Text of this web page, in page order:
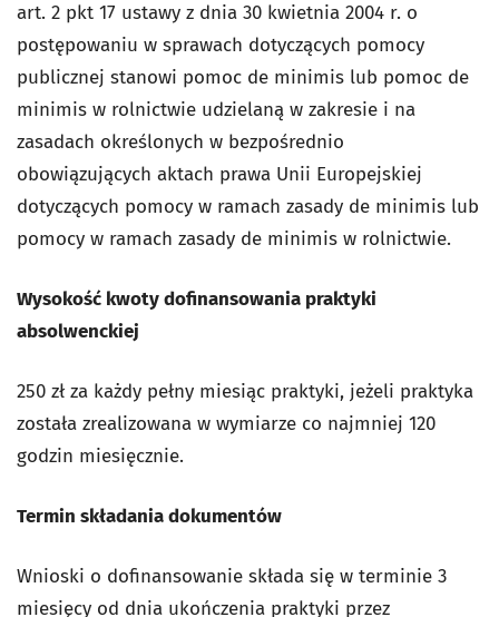
art. 2 pkt 17 ustawy z dnia 30 kwietnia 2004 r. o
postępowaniu w sprawach dotyczących pomocy
publicznej stanowi pomoc de minimis lub pomoc de
minimis w rolnictwie udzielaną w zakresie i na
zasadach określonych w bezpośrednio
obowiązujących aktach prawa Unii Europejskiej
dotyczących pomocy w ramach zasady de minimis lub
pomocy w ramach zasady de minimis w rolnictwie.
Wysokość kwoty dofinansowania praktyki
absolwenckiej
250 zł za każdy pełny miesiąc praktyki, jeżeli praktyka
została zrealizowana w wymiarze co najmniej 120
godzin miesięcznie.
Termin składania dokumentów
Wnioski o dofinansowanie składa się w terminie 3
miesięcy od dnia ukończenia praktyki przez